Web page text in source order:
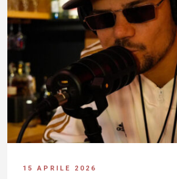
15 APRILE 2026